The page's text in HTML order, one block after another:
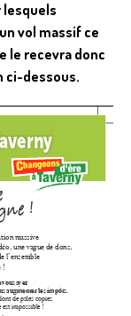
lesquels
vol massif ce
le recevra donc
ci-dessous.